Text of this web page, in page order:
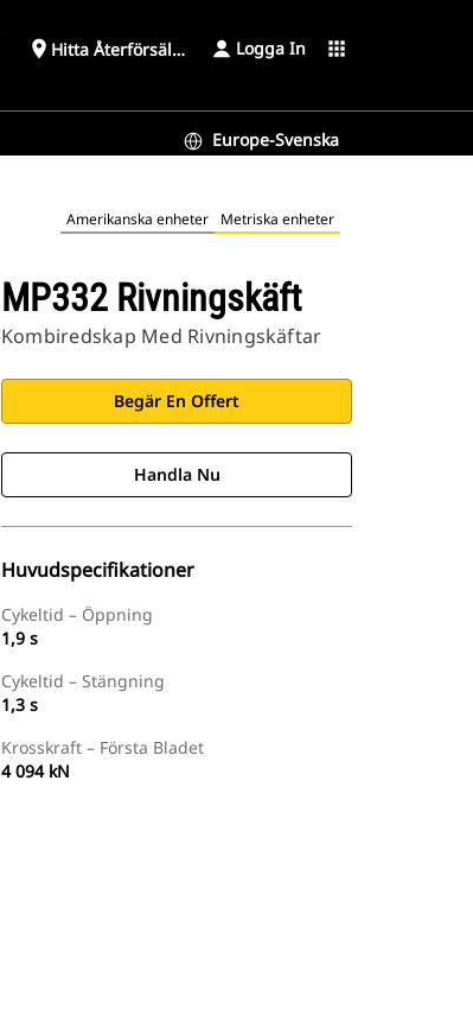
place Hitta Återförsäljare Logga In apps
Europe-Svenska
Amerikanska enheter Metriska enheter
MP332 Rivningskäft
Kombiredskap Med Rivningskäftar
Begär En Offert
Handla Nu
Huvudspecifikationer
Cykeltid – Öppning
1,9 s
Cykeltid – Stängning
1,3 s
Krosskraft – Första Bladet
4 094 kN